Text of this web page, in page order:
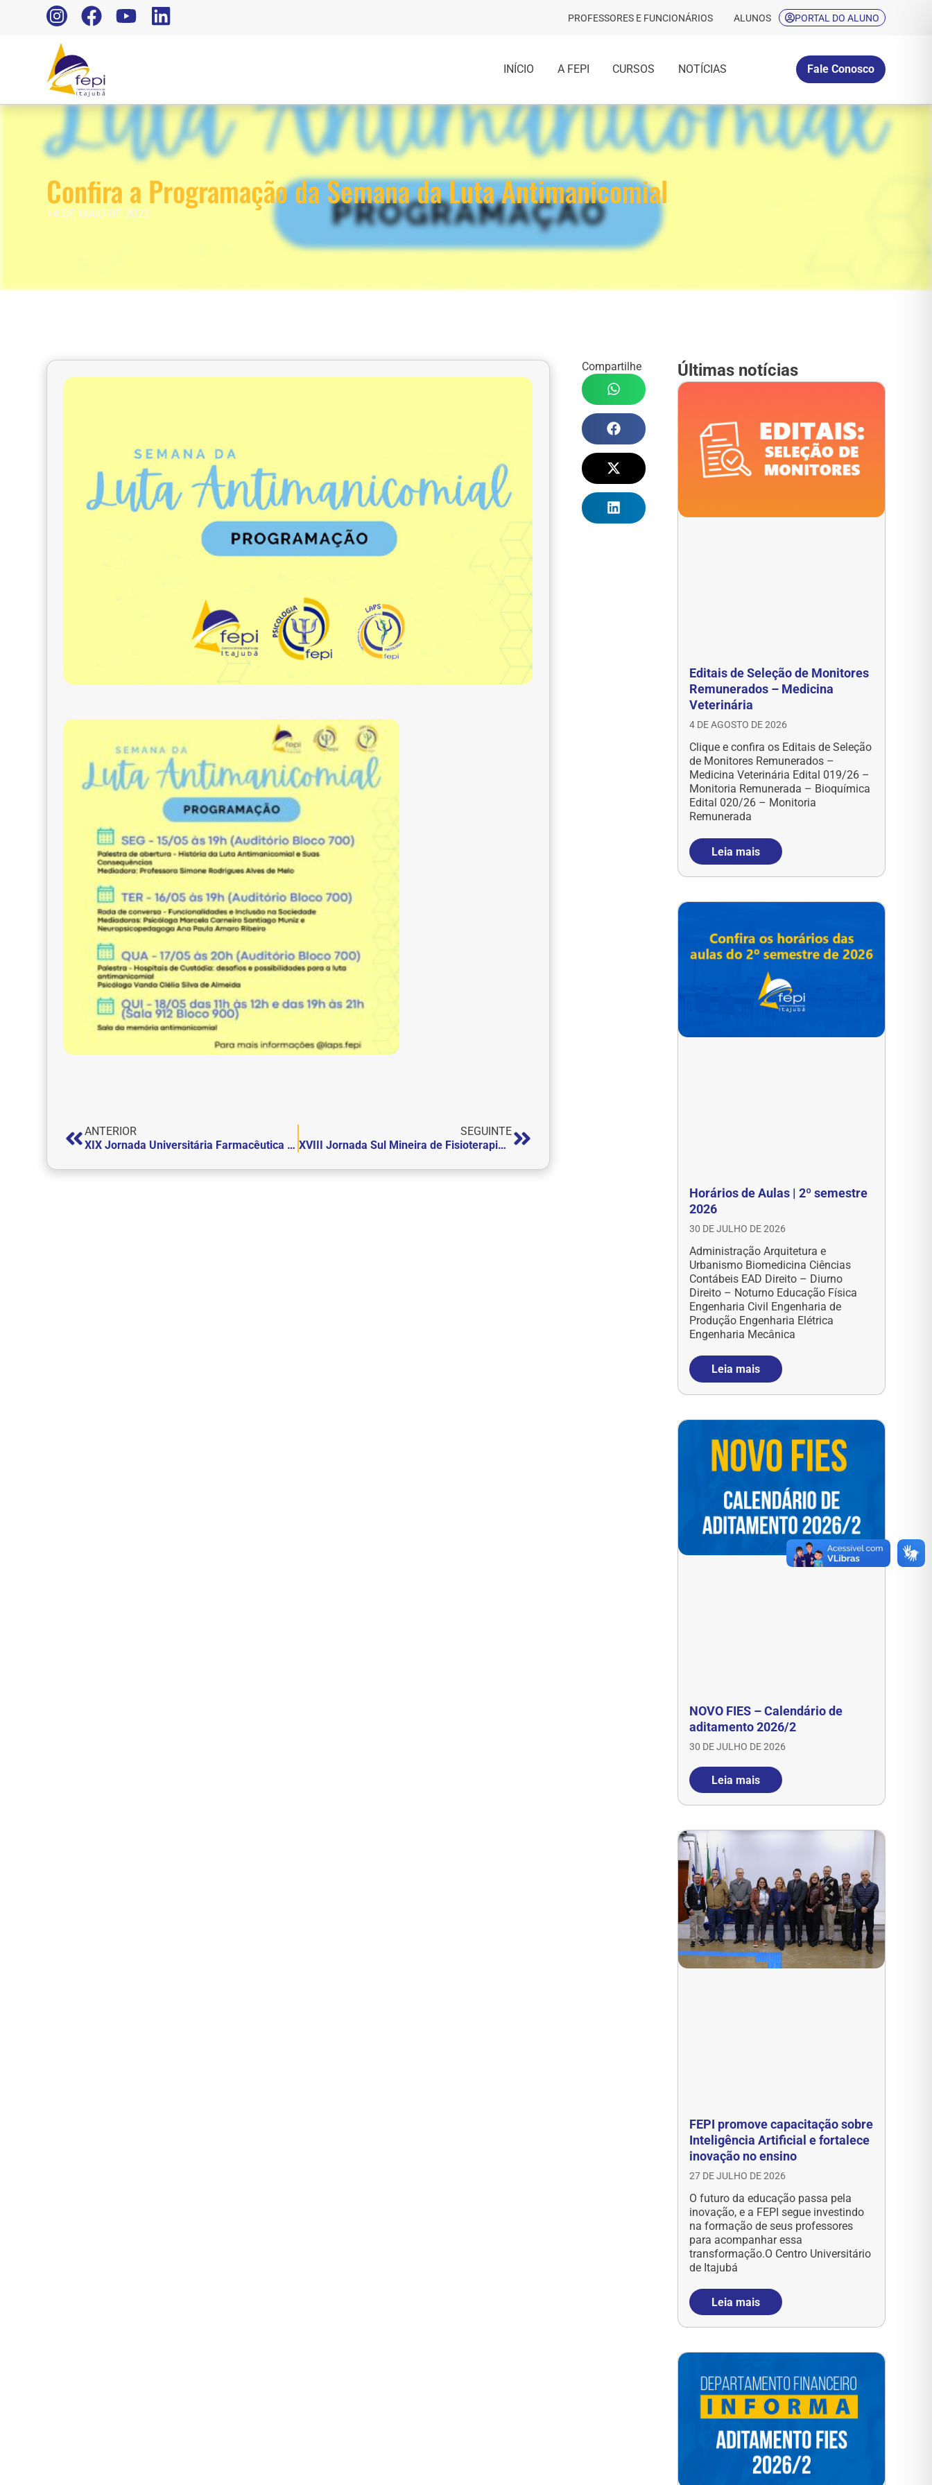
PROFESSORES E FUNCIONÁRIOS ALUNOS PORTAL DO ALUNO
INÍCIO A FEPI CURSOS NOTÍCIAS Fale Conosco
Confira a Programação da Semana da Luta Antimanicomial
14 DE MAIO DE 2023
ANTERIOR
XIX Jornada Universitária Farmacêutica explana diversas áreas de atuação do Farmacêutico
SEGUINTE
XVIII Jornada Sul Mineira de Fisioterapia aconteceu de 09 a 11 de maio
Compartilhe Últimas notícias
Editais de Seleção de Monitores
Remunerados – Medicina
Veterinária
4 DE AGOSTO DE 2026
Clique e confira os Editais de Seleção
de Monitores Remunerados –
Medicina Veterinária Edital 019/26 –
Monitoria Remunerada – Bioquímica
Edital 020/26 – Monitoria
Remunerada
Leia mais
Horários de Aulas | 2º semestre
2026
30 DE JULHO DE 2026
Administração Arquitetura e
Urbanismo Biomedicina Ciências
Contábeis EAD Direito – Diurno
Direito – Noturno Educação Física
Engenharia Civil Engenharia de
Produção Engenharia Elétrica
Engenharia Mecânica
Leia mais
NOVO FIES – Calendário de
aditamento 2026/2
30 DE JULHO DE 2026
Leia mais
FEPI promove capacitação sobre
Inteligência Artificial e fortalece
inovação no ensino
27 DE JULHO DE 2026
O futuro da educação passa pela
inovação, e a FEPI segue investindo
na formação de seus professores
para acompanhar essa
transformação.O Centro Universitário
de Itajubá
Leia mais